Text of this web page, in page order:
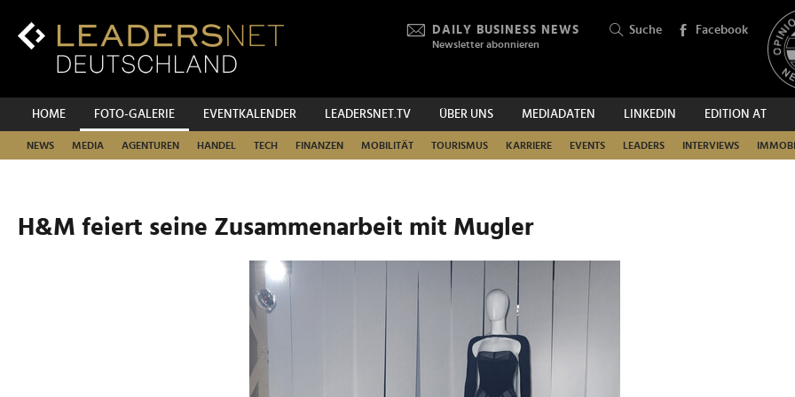
Inhalt
Hauptnavigation
DAILY BUSINESS NEWS
Newsletter abonnieren
Suche Facebook
HOME FOTO-GALERIE EVENTKALENDER LEADERSNET.TV ÜBER UNS MEDIADATEN LINKEDIN EDITION AT
NEWS MEDIA AGENTUREN HANDEL TECH FINANZEN MOBILITÄT TOURISMUS KARRIERE EVENTS LEADERS INTERVIEWS
SUCHEN
H&M feiert seine Zusammenarbeit mit Mugler